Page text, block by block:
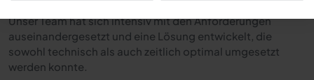
Unser Team hat sich intensiv mit den Anforderungen
auseinandergesetzt und eine Lösung entwickelt, die
sowohl technisch als auch zeitlich optimal umgesetzt
werden konnte.